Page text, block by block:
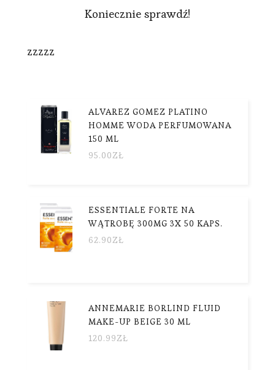
Koniecznie sprawdź!
zzzzz
ALVAREZ GOMEZ PLATINO
HOMME WODA PERFUMOWANA
150 ML
95.00ZŁ
ESSENTIALE FORTE NA
WĄTROBĘ 300MG 3X 50 KAPS.
62.90ZŁ
ANNEMARIE BORLIND FLUID
MAKE-UP BEIGE 30 ML
120.99ZŁ